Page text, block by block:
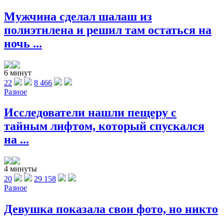
Мужчина сделал шалаш из
полиэтилена и решил там остаться на
ночь ...
6 минут
22
8 466
Разное
Исследователи нашли пещеру с
тайным лифтом, который спускался
на ...
4 минуты
20
29 158
Разное
Девушка показала свои фото, но никто